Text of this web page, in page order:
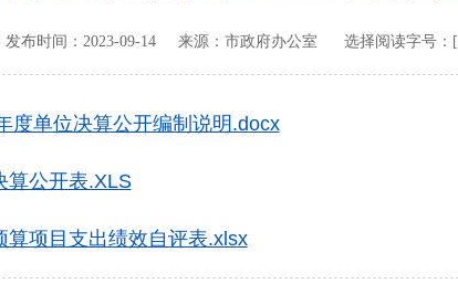
布时间： 2023-09-14 来源： 市政府办公室 选择阅读字号：[
度单位决算公开编制说明.docx
算公开表.XLS
项目支出绩效自评表.xlsx